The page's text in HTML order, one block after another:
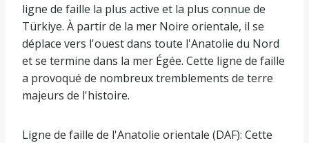
ligne de faille la plus active et la plus connue de
Türkiye. À partir de la mer Noire orientale, il se
déplace vers l'ouest dans toute l'Anatolie du Nord
et se termine dans la mer Égée. Cette ligne de faille
a provoqué de nombreux tremblements de terre
majeurs de l'histoire.
Ligne de faille de l'Anatolie orientale (DAF): Cette